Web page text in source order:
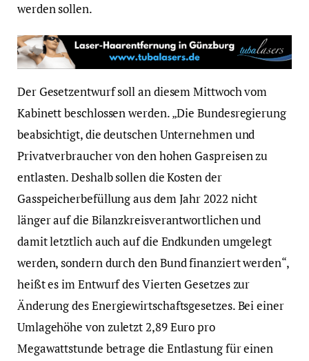
werden sollen.
Der Gesetzentwurf soll an diesem Mittwoch vom
Kabinett beschlossen werden. „Die Bundesregierung
beabsichtigt, die deutschen Unternehmen und
Privatverbraucher von den hohen Gaspreisen zu
entlasten. Deshalb sollen die Kosten der
Gasspeicherbefüllung aus dem Jahr 2022 nicht
länger auf die Bilanzkreisverantwortlichen und
damit letztlich auch auf die Endkunden umgelegt
werden, sondern durch den Bund finanziert werden“,
heißt es im Entwurf des Vierten Gesetzes zur
Änderung des Energiewirtschaftsgesetzes. Bei einer
Umlagehöhe von zuletzt 2,89 Euro pro
Megawattstunde betrage die Entlastung für einen